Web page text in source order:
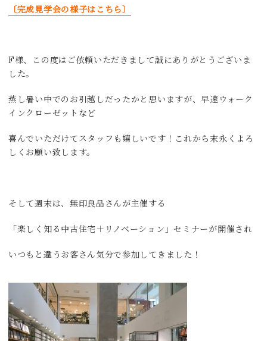
〔完成見学会の様子はこちら〕
F様、この度はご依頼いただきまして誠にありがとうございま
した。
蒸し暑い中でのお引越しだったかと思いますが、早速ウォーク
インクローゼットなど
喜んでいただけてスタッフも嬉しいです！これから末永くよろ
しくお願い致します。
そして週末は、無印良品さんが主催する
「楽しく知る中古住宅＋リノベーション」セミナーが開催され
いつもと違うお客さん気分で参加してきました！